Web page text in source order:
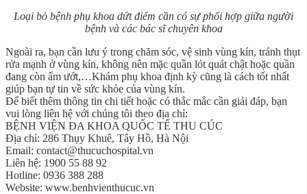
Loại bỏ bệnh phụ khoa dứt điểm cần có sự phối hợp giữa người
bệnh và các bác sĩ chuyên khoa
Ngoài ra, bạn cần lưu ý trong chăm sóc, vệ sinh vùng kín, tránh thụt
rửa mạnh ở vùng kín, không nên mặc quần lót quát chật hoặc quần
đang còn ẩm ướt,…Khám phụ khoa định kỳ cũng là cách tốt nhất
giúp bạn tự tin về sức khỏe của vùng kín.
Để biết thêm thông tin chi tiết hoặc có thắc mắc cần giải đáp, bạn
vui lòng liên hệ với chúng tôi theo địa chỉ:
BỆNH VIỆN ĐA KHOA QUỐC TẾ THU CÚC
Địa chỉ: 286 Thụy Khuê, Tây Hồ, Hà Nội
Email: contact@thucuchospital.vn
Liên hệ: 1900 55 88 92
Hotline: 0936 388 288
Website: www.benhvienthucuc.vn